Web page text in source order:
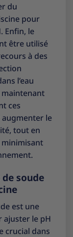
du
pour
Enfin, le
être utilisé
à des
l’eau
maintenant
ces
augmenter le
tout en
minimisant
soude
est une
ajuster le pH
crucial dans